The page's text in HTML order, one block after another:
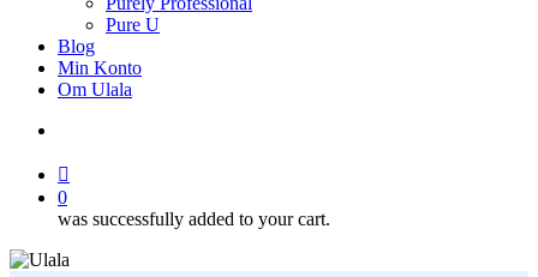
Pure U
Blog
Min Konto
Om Ulala
0
was successfully added to your cart.